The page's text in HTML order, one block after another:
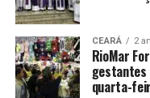
CEARÁ 2
RioMar
quarta-